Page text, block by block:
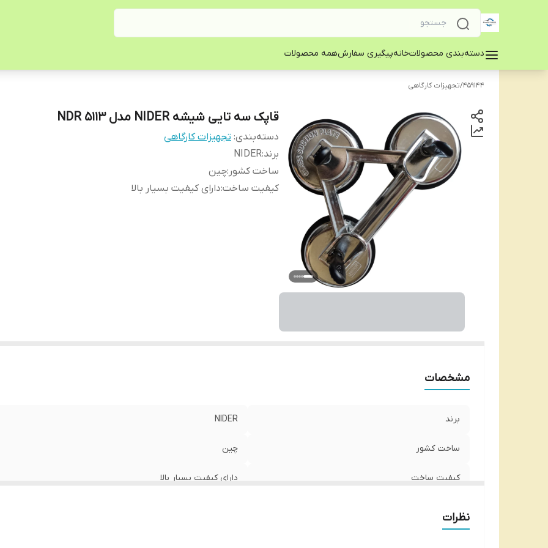
دسته‌بندی محصولاتخانهپیگیری سفارشهمه محصولات
459144
/تجهیزات کارگاهی
قاپک سه تایی شیشه NIDER مدل NDR 5113
دسته‌بندی: تجهیزات کارگاهی
برند:
NIDER
ساخت کشور :چین
کیفیت ساخت:دارای کیفیت بسیار بالا
مشخصات
برند NIDER
ساخت کشور چین
کیفیت ساخت دارای کیفیت بسیار بالا
نظرات